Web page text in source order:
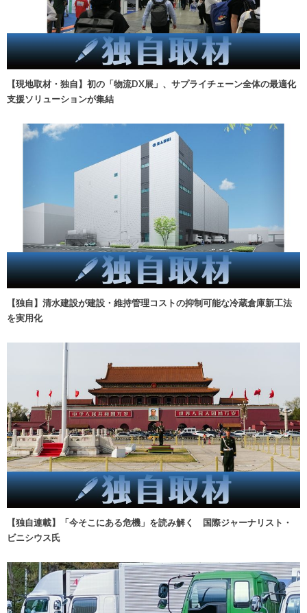
【現地取材・独自】初の「物流DX展」、サプライチェーン全体の最適化
支援ソリューションが集結
【独自】清水建設が建設・維持管理コストの抑制可能な冷蔵倉庫新工法
を実用化
【独自連載】「今そこにある危機」を読み解く 国際ジャーナリスト・
ビニシウス氏